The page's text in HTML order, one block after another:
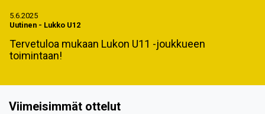
5.6.2025
Uutinen - Lukko U12
Tervetuloa mukaan Lukon U11 -joukkueen
toimintaan!
Viimeisimmät ottelut